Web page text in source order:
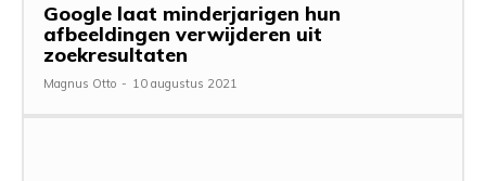
Google laat minderjarigen hun
afbeeldingen verwijderen uit
zoekresultaten
Magnus Otto - 10 augustus 2021